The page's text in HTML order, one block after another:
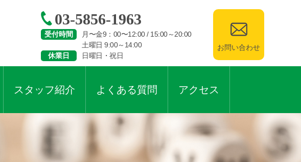
03-5856-1963
受付時間
月〜金9：00〜12:00 / 15:00～20:00
土曜日 9:00～14:00
休業日
日曜日・祝日
お問い合わせ
スタッフ紹介 よくある質問 アクセス